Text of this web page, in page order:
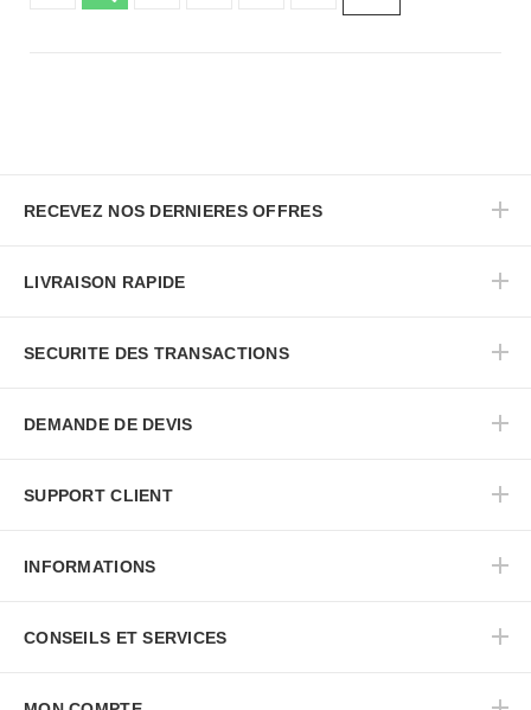
RECEVEZ NOS DERNIERES OFFRES
LIVRAISON RAPIDE
SECURITE DES TRANSACTIONS
DEMANDE DE DEVIS
SUPPORT CLIENT
INFORMATIONS
CONSEILS ET SERVICES